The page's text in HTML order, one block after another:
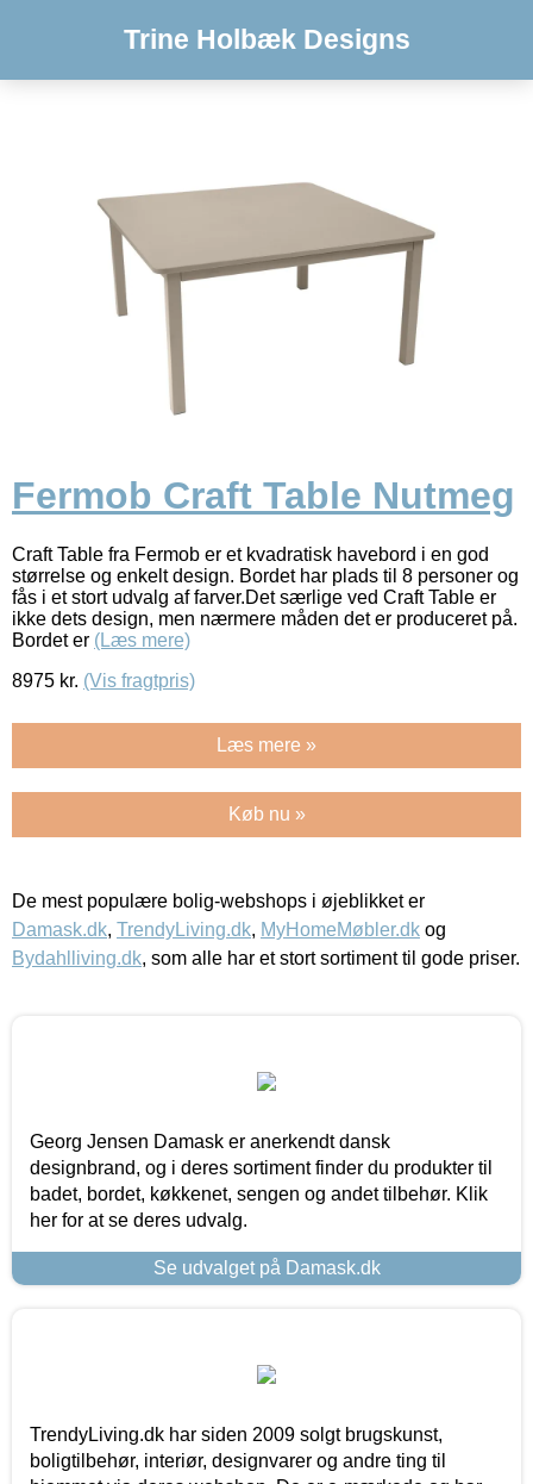
Trine Holbæk Designs
Fermob Craft Table Nutmeg
Craft Table fra Fermob er et kvadratisk havebord i en god
størrelse og enkelt design. Bordet har plads til 8 personer og
fås i et stort udvalg af farver.Det særlige ved Craft Table er
ikke dets design, men nærmere måden det er produceret på.
Bordet er (Læs mere)
8975 kr. (Vis fragtpris)
Læs mere »
Køb nu »
De mest populære bolig-webshops i øjeblikket er
Damask.dk, TrendyLiving.dk, MyHomeMøbler.dk og
Bydahlliving.dk, som alle har et stort sortiment til gode priser.
Georg Jensen Damask er anerkendt dansk
designbrand, og i deres sortiment finder du produkter til
badet, bordet, køkkenet, sengen og andet tilbehør. Klik
her for at se deres udvalg.
Se udvalget på Damask.dk
TrendyLiving.dk har siden 2009 solgt brugskunst,
boligtilbehør, interiør, designvarer og andre ting til